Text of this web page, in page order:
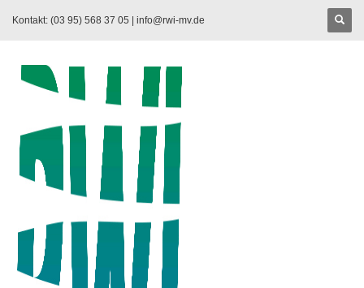
Kontakt: (03 95) 568 37 05 | info@rwi-mv.de